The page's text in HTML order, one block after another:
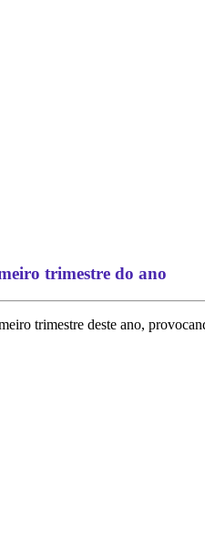
trimestre do ano
trimestre deste ano,